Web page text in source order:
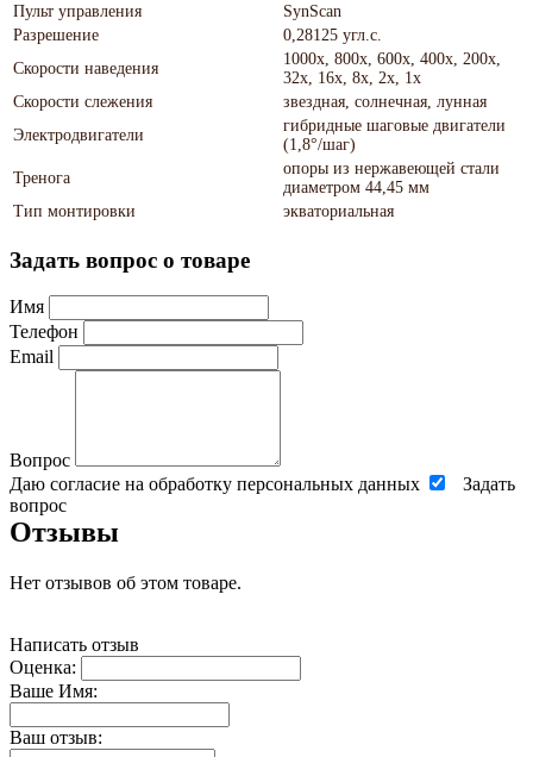
Пульт управления
SynScan
Разрешение
0,28125 угл.с.
Скорости наведения
1000x, 800x, 600x, 400x, 200x,
32x, 16x, 8x, 2x, 1x
Скорости слежения
звездная, солнечная, лунная
Электродвигатели
гибридные шаговые двигатели
(1,8°/шаг)
Тренога
опоры из нержавеющей стали
диаметром 44,45 мм
Тип монтировки
экваториальная
Задать вопрос о товаре
Имя
Телефон
Email
Вопрос
Даю согласие на обработку персональных данных
Задать
вопрос
Отзывы
Нет отзывов об этом товаре.
Написать отзыв
Оценка:
Ваше Имя:
Ваш отзыв: